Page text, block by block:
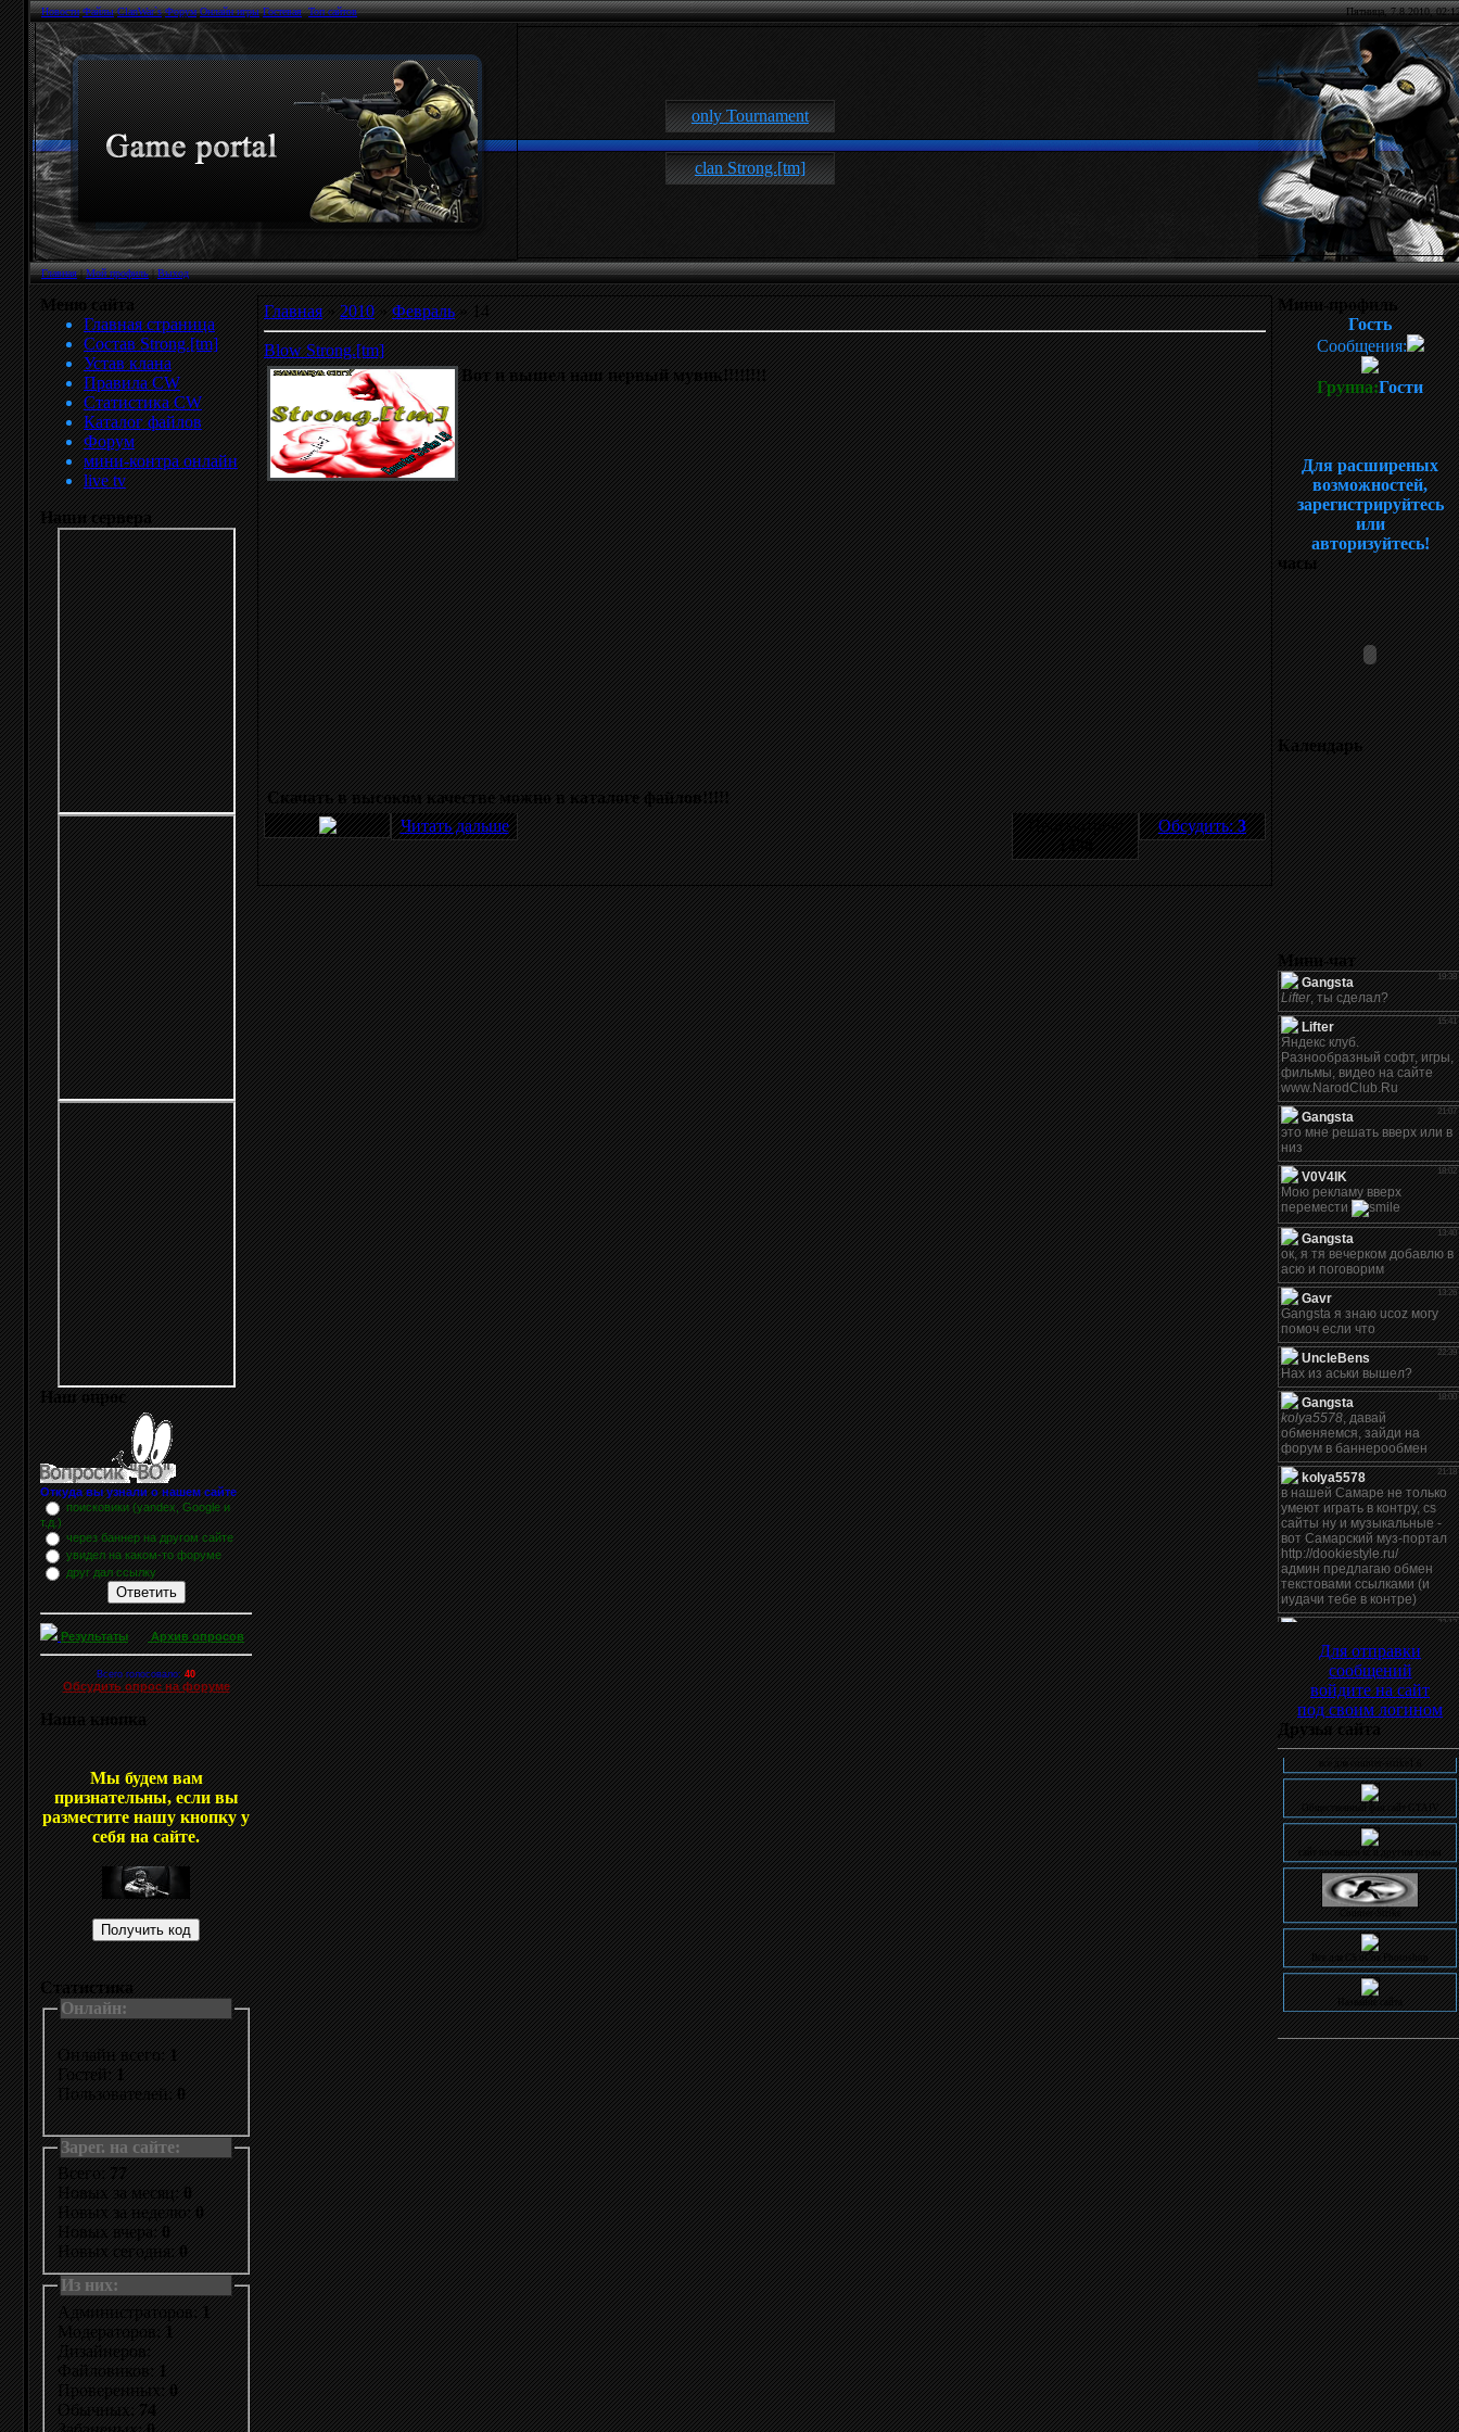
Новости Файлы ClanWar`s Форум Онлайн игры Гостевая Топ сайтов Пятница, 7.8.2010,
only Tournament
clan Strong.[tm]
Главная|Мой профиль|Выход
Меню сайта
Главная страница
Состав Strong.[tm]
Устав клана
Правила CW
Статистика CW
Каталог файлов
Форум
мини-контра онлайн
live tv
Наши сервера
Наш опрос
Откуда вы узнали о нашем сайте
поисковики (yandex, Google и
т.д.)
через баннер на другом сайте
увидел на каком-то форуме
друг дал ссылку
Результаты Архив опросов
Всего голосовало: 40
Обсудить опрос на форуме
Наша кнопка
Мы будем вам
признательны, если вы
разместите нашу кнопку у
себя на сайте.
Статистика
Онлайн:
Онлайн всего:1
Гостей:1
Пользователей:0
Зарег. на сайте:
Всего:77
Новых за месяц:0
Новых за неделю:0
Новых вчера:0
Новых сегодня:0
Из них:
Администраторов:1
Модераторов:1
Дизайнеров:
Файловиков:1
Проверенных:0
Обычных:74
Главная»2010 » Февраль » 14
Blow Strong.[tm]
Вот и вышел наш первый мувик!!!!!!!!
Скачать в высоком качестве можно в каталоге файлов!!!!!
Читать дальше
Обсудить:3
Просмотров:
1438
Мини-профиль
Гость
Сообщения:
Группа:Гости
Для расширеных
возможностей,
зарегистрируйтесь
или
авторизуйтесь!
часы
Календарь
Мини-чат
Для отправки
сообщений
войдите на сайт
под своим логином
Друзья сайта
все для counter-strike1.6
Общественный фан сайт GTAIV
сайт посвящен кс и другим играм
Counter-Strike
Все для CS uCoz Photoshop
Название сайта